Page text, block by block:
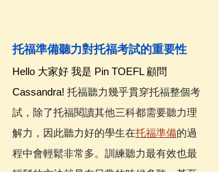
托福準備聽力對托福考試的重要性
Hello 大家好 我是 Pin TOEFL 顧問
Cassandra! 托福聽力幾乎貫穿托福整個考
試，除了托福閱讀其他三科都需要聽力理
解力，因此聽力好的學生在托福準備的過
程中會輕鬆非常多。訓練聽力最有效也最